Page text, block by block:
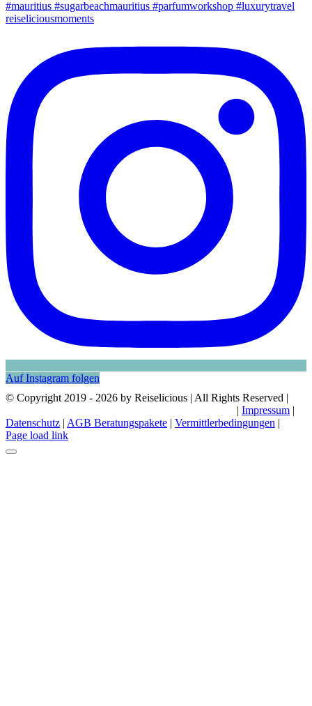
Auf Instagram folgen
© Copyright 2019 - 2026 by Reiselicious | All Rights Reserved |
| Impressum |
Datenschutz | AGB Beratungspakete | Vermittlerbedingungen |
Page load link